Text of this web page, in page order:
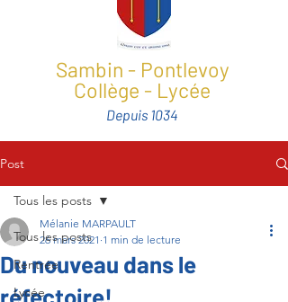
Sambin - Pontlevoy
Collège - Lycée
Depuis 1034
Post
Tous les posts
Rentrée
Lycée
Tous les posts
Du nouveau dans le
réfectoire!
Mélanie MARPAULT
26 mars 2021 1 min de lecture